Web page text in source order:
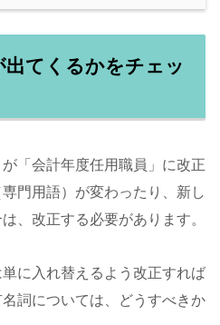
出てくるかをチェッ
「会計年度任用職員」に改正
門用語）が変わったり、新し
、改正する必要があります。
に入れ替えるよう改正すれば
詞については、どうすべきか